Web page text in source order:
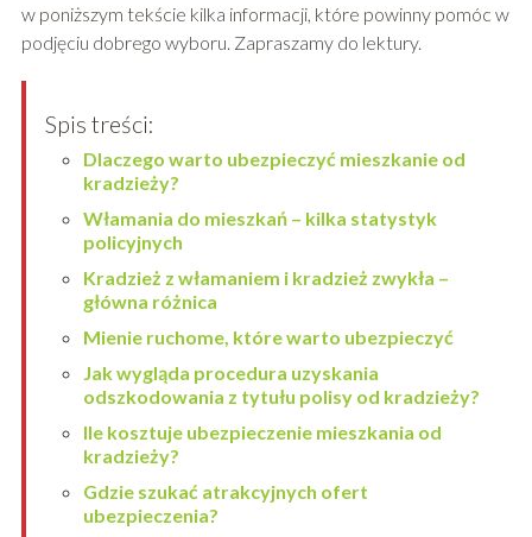
w poniższym tekście kilka informacji, które powinny pomóc w
podjęciu dobrego wyboru. Zapraszamy do lektury.
Spis treści:
Dlaczego warto ubezpieczyć mieszkanie od
kradzieży?
Włamania do mieszkań – kilka statystyk
policyjnych
Kradzież z włamaniem i kradzież zwykła –
główna różnica
Mienie ruchome, które warto ubezpieczyć
Jak wygląda procedura uzyskania
odszkodowania z tytułu polisy od kradzieży?
Ile kosztuje ubezpieczenie mieszkania od
kradzieży?
Gdzie szukać atrakcyjnych ofert
ubezpieczenia?